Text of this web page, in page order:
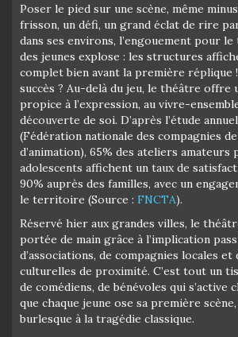
Poser le pied sur une scène, même
frisson, un défi, un grand éclat de rire
dans ses environs, l’engouement pour
des jeunes explose : les structures
complet bien avant la première réplique
succès ? Au-delà du jeu, le théâtre offre
propice à l’expression, au vivre-
découverte de soi. D’après l’étude
(Fédération nationale des compagnies
d’animation), 65% des ateliers
adolescents affichent un taux de
90% auprès des familles, avec un
le territoire (Source : FNCTA).
Réservé hier aux grandes villes, le
portée de main grâce à l’implication
d’associations, de compagnies locales
culturelles de proximité. C’est tout un
de comédiens, de bénévoles qui s’active
que chaque jeune ose sa première
burlesque à la tragédie classique.